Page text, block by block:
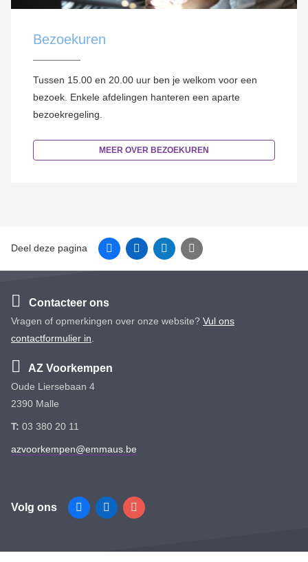
Bezoekuren
Tussen 15.00 en 20.00 uur ben je welkom voor een
bezoek. Enkele afdelingen hanteren een aparte
bezoekregeling.
MEER OVER BEZOEKUREN
Deel deze pagina FacebookLinkedinTwitter E-mail
Contacteer ons
Vragen of opmerkingen over onze website? Vul ons
contactformulier in
AZ Voorkempen
Oude Liersebaan 4
2390 Malle
T: 03 380 20 11
azvoorkempen@emmaus.be
Volg ons FacebookLinkedinInstagram